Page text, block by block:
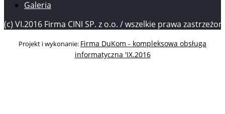
Galeria
(c) VI.2016 Firma CINI SP. z o.o. / wszelkie prawa
Projekt i wykonanie: Firma DuKom - kompleksowa obsługa
informatyczna 'IX.2016